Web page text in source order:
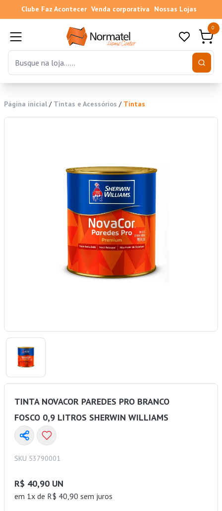
Clube Faz Acontecer Venda corporativa Nossas Lojas
0
Página inicial / Tintas e Acessórios / Tintas
TINTA NOVACOR PAREDES PRO BRANCO
FOSCO 0,9 LITROS SHERWIN WILLIAMS
SKU 53790001
R$ 40,90 UN
em 1x de R$ 40,90 sem juros